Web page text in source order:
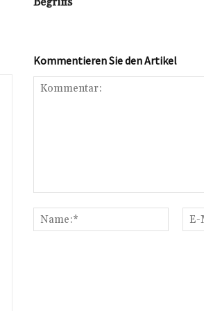
Kommentieren Sie den Artikel
Name:*